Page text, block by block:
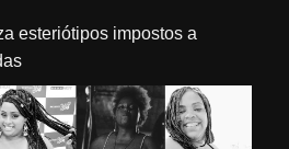
esteriótipos impostos a